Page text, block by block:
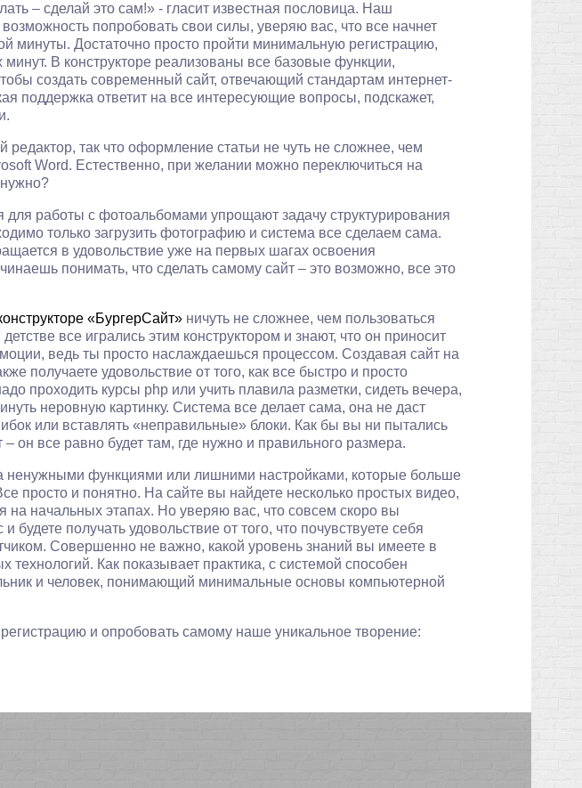
– сделай это сам!» - гласит известная пословица. Наш
возможность попробовать свои силы, уверяю вас, что все начнет
минуты. Достаточно просто пройти минимальную регистрацию,
минут. В конструкторе реализованы все базовые функции,
создать современный сайт, отвечающий стандартам интернет-
поддержка ответит на все интересующие вопросы, подскажет,
редактор, так что оформление статьи не чуть не сложнее, чем
Word. Естественно, при желании можно переключиться на
работы с фотоальбомами упрощают задачу структурирования
только загрузить фотографию и система все сделаем сама.
в удовольствие уже на первых шагах освоения
понимать, что сделать самому сайт – это возможно, все это
«БургерСайт»ничуть не сложнее, чем пользоваться
все игрались этим конструктором и знают, что он приносит
ведь ты просто наслаждаешься процессом. Создавая сайт на
получаете удовольствие от того, как все быстро и просто
проходить курсы php или учить плавила разметки, сидеть вечера,
неровную картинку. Система все делает сама, она не даст
или вставлять «неправильные» блоки. Как бы вы ни пытались
он все равно будет там, где нужно и правильного размера.
ненужными функциями или лишними настройками, которые больше
просто и понятно. На сайте вы найдете несколько простых видео,
на начальных этапах. Но уверяю вас, что совсем скоро вы
и будете получать удовольствие от того, что почувствуете себя
Совершенно не важно, какой уровень знаний вы имеете в
Как показывает практика, с системой способен
и человек, понимающий минимальные основы компьютерной
и опробовать самому наше уникальное творение: